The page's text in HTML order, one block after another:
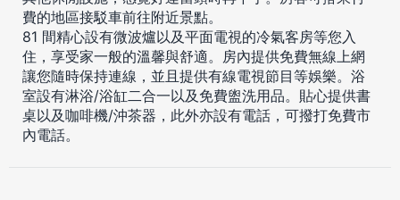
費的地區接駁車前往附近景點。
81 間精心設有微波爐以及平面電視的冷氣客房等您入
住，享受家一般的溫馨與舒適。房內提供免費無線上網
讓您隨時保持連線，並且提供有線電視節目等娛樂。浴
室設有淋浴/浴缸二合一以及免費盥洗用品。貼心提供書
桌以及咖啡機/沖茶器，此外亦設有電話，可撥打免費市
內電話。